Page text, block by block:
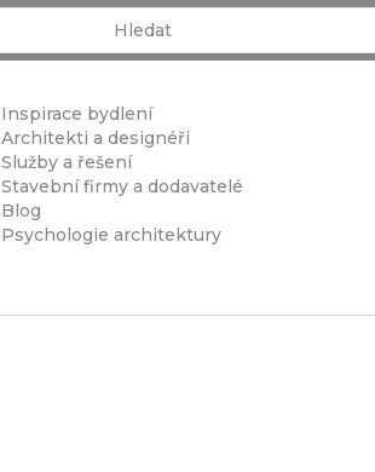
Inspirace bydlení
Architekti a designéři
Služby a řešení
Stavební firmy a dodavatelé
Blog
Psychologie architektury